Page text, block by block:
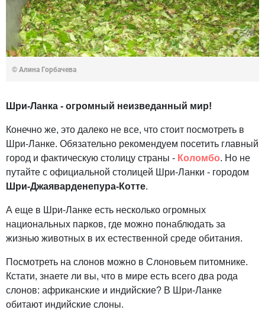
© Алина Горбачева
Шри-Ланка - огромный неизведанный мир!
Конечно же, это далеко не все, что стоит посмотреть в
Шри-Ланке. Обязательно рекомендуем посетить главный
город и фактическую столицу страны - Коломбо. Но не
путайте с официальной столицей Шри-Ланки - городом
Шри-Джаяварденепура-Котте.
А еще в Шри-Ланке есть несколько огромных
национальных парков, где можно понаблюдать за
жизнью животных в их естественной среде обитания.
Посмотреть на слонов можно в Слоновьем питомнике.
Кстати, знаете ли вы, что в мире есть всего два рода
слонов: африканские и индийские? В Шри-Ланке
обитают индийские слоны.